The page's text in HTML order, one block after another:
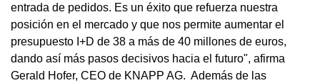
entrada de pedidos. Es un éxito que refuerza nuestra
posición en el mercado y que nos permite aumentar el
presupuesto I+D de 38 a más de 40 millones de euros,
dando así más pasos decisivos hacia el futuro", afirma
Gerald Hofer, CEO de KNAPP AG. Además de las